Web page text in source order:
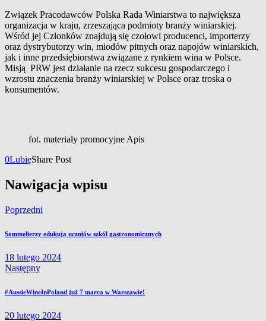
Związek Pracodawców Polska Rada Winiarstwa to największa
organizacja w kraju, zrzeszająca podmioty branży winiarskiej.
Wśród jej Członków znajdują się czołowi producenci, importerzy
oraz dystrybutorzy win, miodów pitnych oraz napojów winiarskich,
jak i inne przedsiębiorstwa związane z rynkiem wina w Polsce.
Misją PRW jest działanie na rzecz sukcesu gospodarczego i
wzrostu znaczenia branży winiarskiej w Polsce oraz troska o
konsumentów.
fot. materiały promocyjne Apis
0LubięShare Post
Nawigacja wpisu
Poprzedni
Sommelierzy edukują uczniów szkół gastronomicznych
18 lutego 2024
Następny
#AussieWineInPoland już 7 marca w Warszawie!
20 lutego 2024